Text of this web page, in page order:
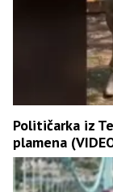
Političarka iz
plamena